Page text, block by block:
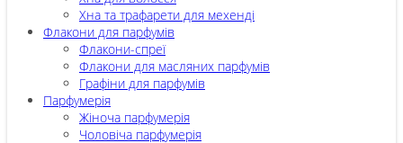
Хна та трафарети для мехенді
Флакони для парфумів
Флакони-спреї
Флакони для масляних парфумів
Графіни для парфумів
Парфумерія
Жіноча парфумерія
Чоловіча парфумерія